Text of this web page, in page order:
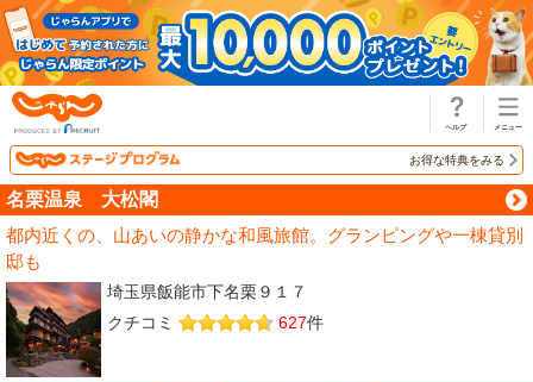
お得な特典をみる
名栗温泉 大松閣
都内近くの、山あいの静かな和風旅館。グランピングや一棟貸別
邸も
埼玉県飯能市下名栗９１７
クチコミ
627件